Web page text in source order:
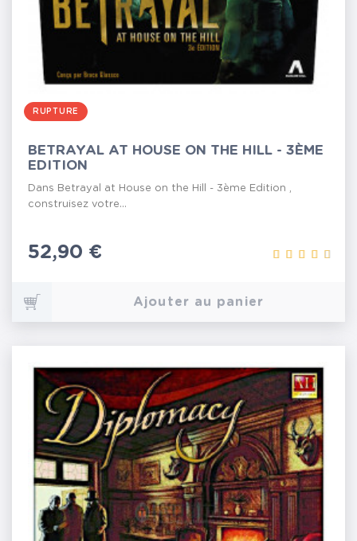
RUPTURE
BETRAYAL AT HOUSE ON THE HILL - 3ÈME
EDITION
Dans Betrayal at House on the Hill - 3ème Edition ,
construisez votre...
Prix
52,90 €
Ajouter au panier